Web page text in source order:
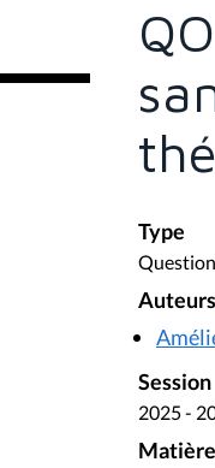
s
Type
Auteurs
Session
2025 -